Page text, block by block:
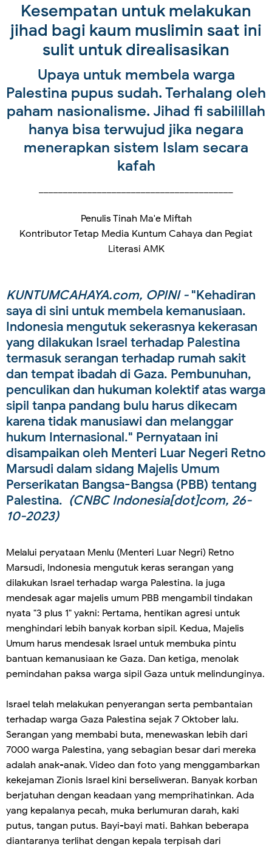
Kesempatan untuk melakukan
jihad bagi kaum muslimin saat ini
sulit untuk direalisasikan
Upaya untuk membela warga
Palestina pupus sudah. Terhalang oleh
paham nasionalisme. Jihad fi sabilillah
hanya bisa terwujud jika negara
menerapkan sistem Islam secara
kafah
Penulis Tinah Ma'e Miftah
Kontributor Tetap Media Kuntum Cahaya dan Pegiat
Literasi AMK
KUNTUMCAHAYA.com, OPINI -"Kehadiran
saya di sini untuk membela kemanusiaan.
Indonesia mengutuk sekerasnya kekerasan
yang dilakukan Israel terhadap Palestina
termasuk serangan terhadap rumah sakit
dan tempat ibadah di Gaza. Pembunuhan,
penculikan dan hukuman kolektif atas warga
sipil tanpa pandang bulu harus dikecam
karena tidak manusiawi dan melanggar
hukum Internasional." Pernyataan ini
disampaikan oleh Menteri Luar Negeri Retno
Marsudi dalam sidang Majelis Umum
Perserikatan Bangsa-Bangsa (PBB) tentang
Palestina. (CNBC Indonesia[dot]com, 26-
10-2023)
Melalui peryataan Menlu (Menteri Luar Negri) Retno
Marsudi, Indonesia mengutuk keras serangan yang
dilakukan Israel terhadap warga Palestina. Ia juga
mendesak agar majelis umum PBB mengambil tindakan
nyata "3 plus 1" yakni: Pertama, hentikan agresi untuk
menghindari lebih banyak korban sipil. Kedua, Majelis
Umum harus mendesak Israel untuk membuka pintu
bantuan kemanusiaan ke Gaza. Dan ketiga, menolak
pemindahan paksa warga sipil Gaza untuk melindunginya.
Israel telah melakukan penyerangan serta pembantaian
terhadap warga Gaza Palestina sejak 7 Oktober lalu.
Serangan yang membabi buta, menewaskan lebih dari
7000 warga Palestina, yang sebagian besar dari mereka
adalah anak-anak. Video dan foto yang menggambarkan
kekejaman Zionis Israel kini berseliweran. Banyak korban
berjatuhan dengan keadaan yang memprihatinkan. Ada
yang kepalanya pecah, muka berlumuran darah, kaki
putus, tangan putus. Bayi-bayi mati. Bahkan beberapa
diantaranya terlihat dengan kepala terpisah dari